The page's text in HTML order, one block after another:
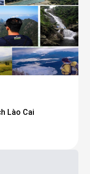
Lào Cai